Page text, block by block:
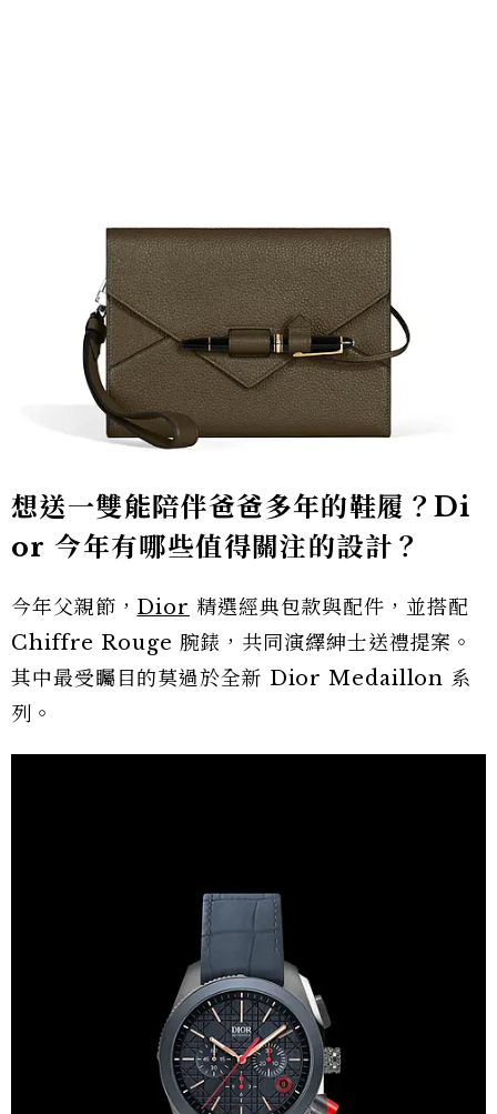
想送一雙能陪伴爸爸多年的鞋履？Di
or 今年有哪些值得關注的設計？
今年父親節，Dior 精選經典包款與配件，並搭配
Chiffre Rouge 腕錶，共同演繹紳士送禮提案。
其中最受矚目的莫過於全新 Dior Medaillon 系
列。